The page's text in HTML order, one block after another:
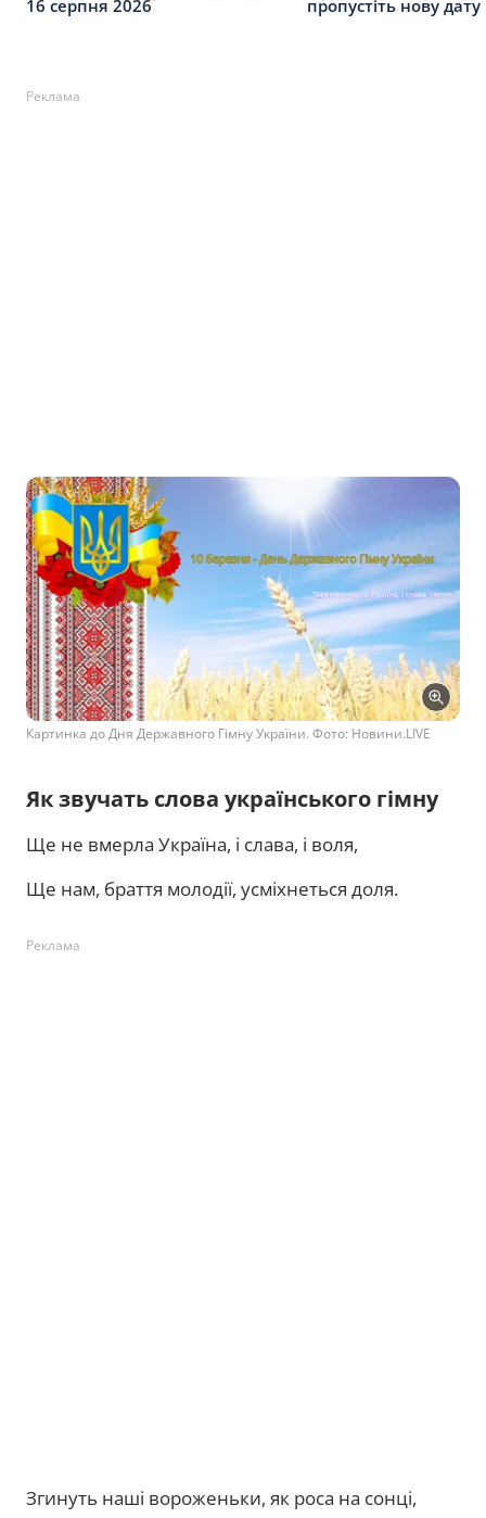
16 серпня 2026
пропустіть нову дату
Реклама
Картинка до Дня Державного Гімну України. Фото: Новини.LIVE
Як звучать слова українського гімну
Ще не вмерла Україна, і слава, і воля,
Ще нам, браття молодії, усміхнеться доля.
Реклама
Згинуть наші вороженьки, як роса на сонці,